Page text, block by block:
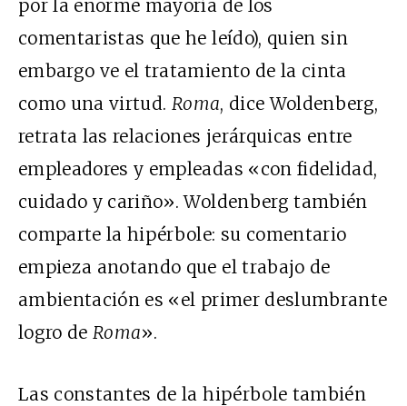
por la enorme mayoría de los
comentaristas que he leído), quien sin
embargo ve el tratamiento de la cinta
como una virtud. Roma, dice Woldenberg,
retrata las relaciones jerárquicas entre
empleadores y empleadas «con fidelidad,
cuidado y cariño». Woldenberg también
comparte la hipérbole: su comentario
empieza anotando que el trabajo de
ambientación es «el primer deslumbrante
logro de Roma».
Las constantes de la hipérbole también